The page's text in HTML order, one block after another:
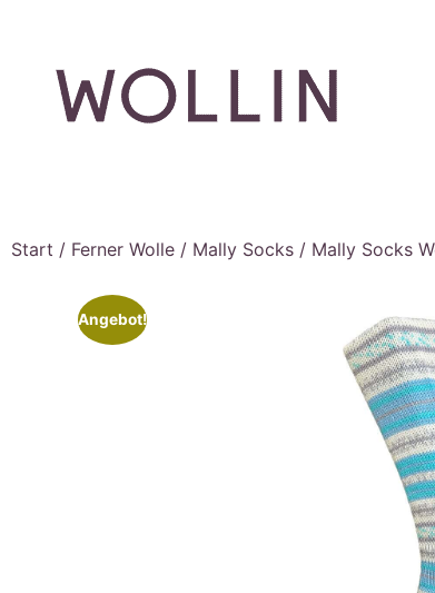
Start / Ferner Wolle / Mally Socks / Mally Socks
Angebot!